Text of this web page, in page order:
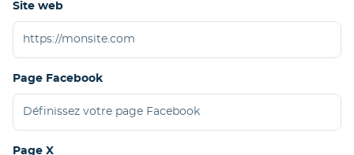
Site web
Page Facebook
Page X